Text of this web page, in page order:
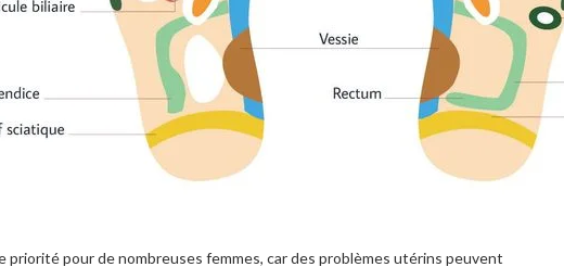
pour de nombreuses femmes, car des problèmes utérins peuvent